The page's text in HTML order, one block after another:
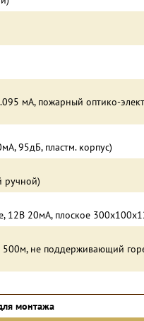
мА, пожарный оптико-
95дБ, пластм. корпус)
ручной)
12В 20мА, плоское
не поддерживающий
монтажа